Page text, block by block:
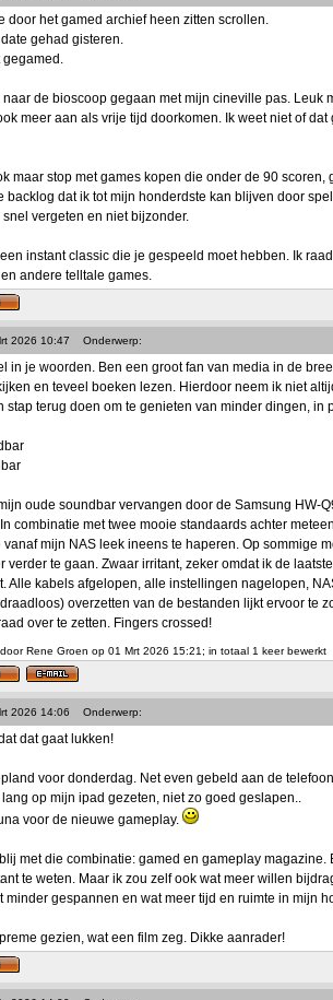
door het gamed archief heen zitten scrollen.
gehad gisteren.
gegamed.
naar de bioscoop gegaan met mijn cineville pas.
meer aan als vrije tijd doorkomen. Ik weet niet of
maar stop met games kopen die onder de 90
backlog dat ik tot mijn honderdste kan blijven door
vergeten en niet bijzonder.
instant classic die je gespeeld moet hebben. Ik
andere telltale games.
2026 10:47
Onderwerp:
in je woorden. Ben een groot fan van media in de
en teveel boeken lezen. Hierdoor neem ik niet
stap terug doen om te genieten van minder dingen,
oude soundbar vervangen door de Samsung HW-
combinatie met twee mooie standaards achter
mijn NAS leek ineens te haperen. Op sommige
verder te gaan. Zwaar irritant, zeker omdat ik de
Alle kabels afgelopen, alle instellingen nagelopen,
overzetten van de bestanden lijkt ervoor te
over te zetten. Fingers crossed!
Rene Groen op 01 Mrt 2026 15:21; in totaal 1 keer bewerkt
2026 14:06 Onderwerp:
dat gaat lukken!
voor donderdag. Net even gebeld aan de
op mijn ipad gezeten, niet zo goed geslapen..
voor de nieuwe gameplay.
met die combinatie: gamed en gameplay
te weten. Maar ik zou zelf ook wat meer willen
minder gespannen en wat meer tijd en ruimte in mijn
gezien, wat een film zeg. Dikke aanrader!